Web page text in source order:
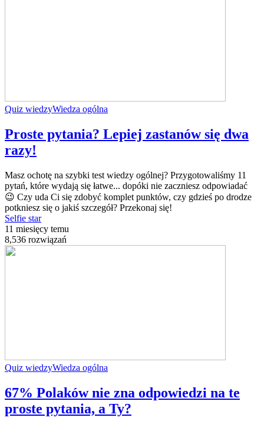
Quiz wiedzyWiedza ogólna
Proste pytania? Lepiej zastanów się dwa
razy!
Masz ochotę na szybki test wiedzy ogólnej? Przygotowaliśmy 11
pytań, które wydają się łatwe... dopóki nie zaczniesz odpowiadać
😉 Czy uda Ci się zdobyć komplet punktów, czy gdzieś po drodze
potkniesz się o jakiś szczegół? Przekonaj się!
Selfie star
11 miesięcy temu
8,536 rozwiązań
Quiz wiedzyWiedza ogólna
67% Polaków nie zna odpowiedzi na te
proste pytania, a Ty?